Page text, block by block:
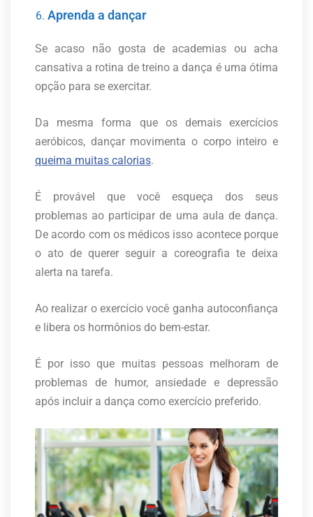
Aprenda a dançar
Se acaso não gosta de academias ou acha
cansativa a rotina de treino a dança é uma ótima
opção para se exercitar.
Da mesma forma que os demais exercícios
aeróbicos, dançar movimenta o corpo inteiro e
queima muitas calorias.
É provável que você esqueça dos seus
problemas ao participar de uma aula de dança.
De acordo com os médicos isso acontece porque
o ato de querer seguir a coreografia te deixa
alerta na tarefa.
Ao realizar o exercício você ganha autoconfiança
e libera os hormônios do bem-estar.
É por isso que muitas pessoas melhoram de
problemas de humor, ansiedade e depressão
após incluir a dança como exercício preferido.